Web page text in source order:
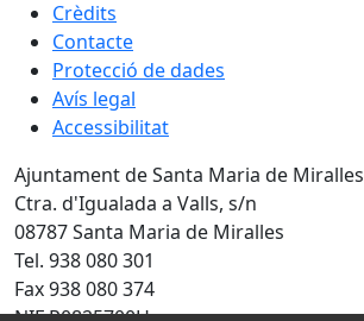
Crèdits
Contacte
Protecció de dades
Avís legal
Accessibilitat
Ajuntament de Santa Maria de Miralles
Ctra. d'Igualada a Valls, s/n
08787 Santa Maria de Miralles
Tel. 938 080 301
Fax 938 080 374